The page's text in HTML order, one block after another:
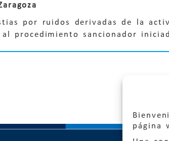
página
por ruidos derivadas de la
procedimiento sancionador